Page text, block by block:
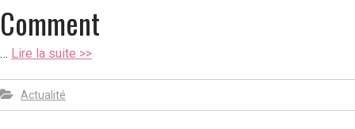
Comment
… Lire la suite >>
Actualité